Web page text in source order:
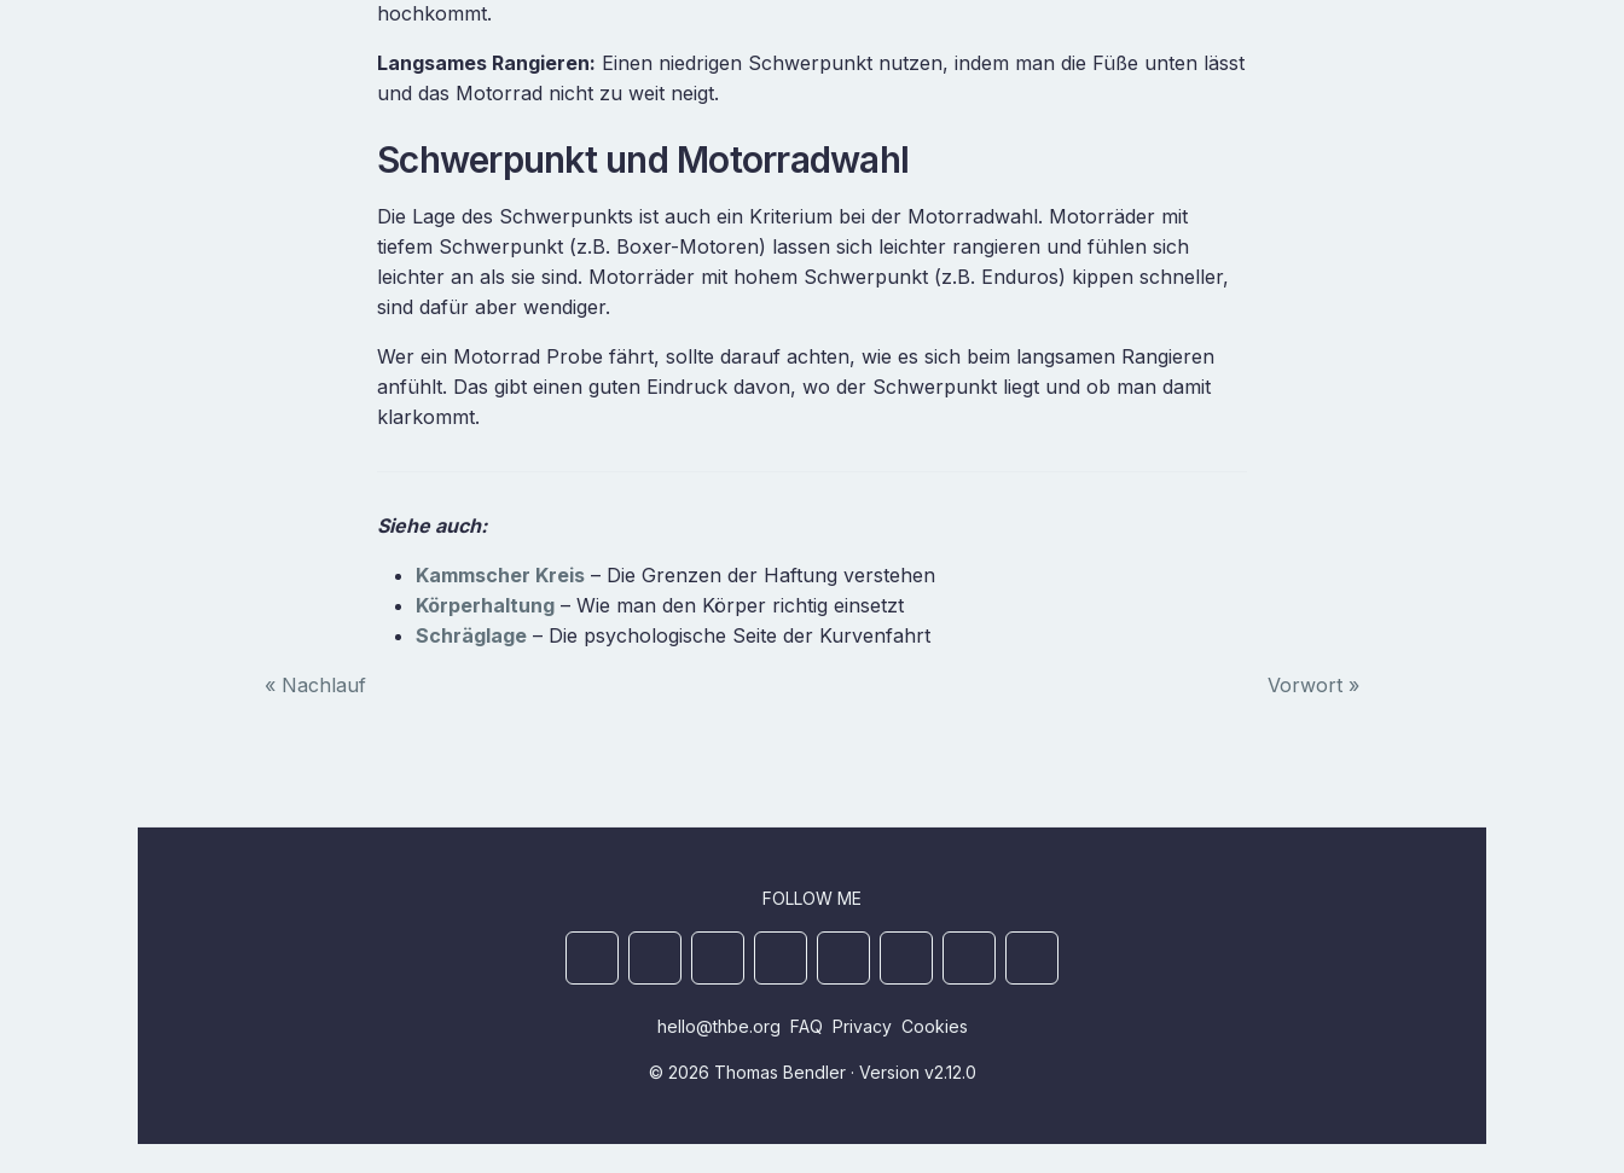
hochkommt.
Langsames Rangieren: Einen niedrigen Schwerpunkt nutzen, indem man die Füße unten lässt
und das Motorrad nicht zu weit neigt.
Schwerpunkt und Motorradwahl
Die Lage des Schwerpunkts ist auch ein Kriterium bei der Motorradwahl. Motorräder mit
tiefem Schwerpunkt (z.B. Boxer-Motoren) lassen sich leichter rangieren und fühlen sich
leichter an als sie sind. Motorräder mit hohem Schwerpunkt (z.B. Enduros) kippen schneller,
sind dafür aber wendiger.
Wer ein Motorrad Probe fährt, sollte darauf achten, wie es sich beim langsamen Rangieren
anfühlt. Das gibt einen guten Eindruck davon, wo der Schwerpunkt liegt und ob man damit
klarkommt.
Siehe auch:
Kammscher Kreis – Die Grenzen der Haftung verstehen
Körperhaltung – Wie man den Körper richtig einsetzt
Schräglage – Die psychologische Seite der Kurvenfahrt
« Nachlauf Vorwort »
FOLLOW ME
hello@thbe.org FAQ Privacy Cookies
© 2026 Thomas Bendler · Version v2.12.0